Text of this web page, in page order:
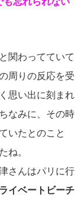
関わってていて
周りの反応を受
思い出に刻まれ
なみに、その時
いたとのこと
ね。
さんはパリに行
イベートビーチ